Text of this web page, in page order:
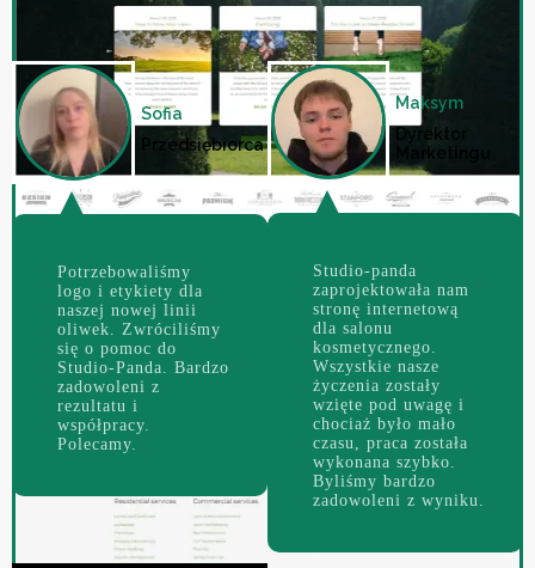
Sofia
Przedsiębiorca
Potrzebowaliśmy
logo i etykiety dla
naszej nowej linii
oliwek. Zwróciliśmy
się o pomoc do
Studio-Panda. Bardzo
zadowoleni z
rezultatu i
współpracy.
Polecamy.
Maksym
Dyrektor
Marketingu
Studio-panda
zaprojektowała nam
stronę internetową
dla salonu
kosmetycznego.
Wszystkie nasze
życzenia zostały
wzięte pod uwagę i
chociaż było mało
czasu, praca została
wykonana szybko.
Byliśmy bardzo
zadowoleni z wyniku.